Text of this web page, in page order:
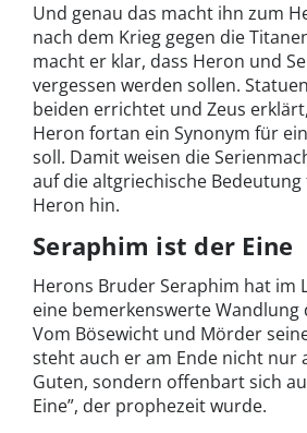
Und genau das macht ihn zum
nach dem Krieg gegen die
macht er klar, dass Heron und
vergessen werden sollen.
beiden errichtet und Zeus
Heron fortan ein Synonym für
soll. Damit weisen die
auf die altgriechische
Heron hin.
Seraphim ist der Eine
Herons Bruder Seraphim hat im
eine bemerkenswerte Wandlung
Vom Bösewicht und Mörder
steht auch er am Ende nicht nur
Guten, sondern offenbart sich
Eine”, der prophezeit wurde.